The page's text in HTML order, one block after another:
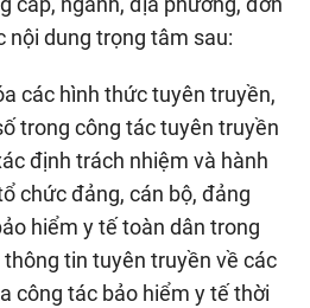
nội dung trọng tâm sau:
các hình thức tuyên truyền,
trong công tác tuyên truyền
định trách nhiệm và hành
chức đảng, cán bộ, đảng
hiểm y tế toàn dân trong
tin tuyên truyền về các
công tác bảo hiểm y tế thời